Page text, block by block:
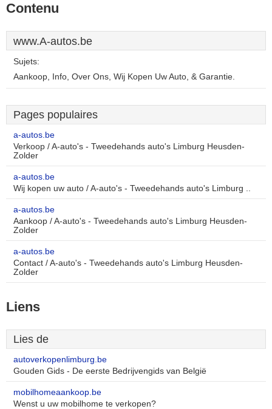
Contenu
www.A-autos.be
Sujets:
Aankoop, Info, Over Ons, Wij Kopen Uw Auto, & Garantie.
Pages populaires
a-autos.be
Verkoop / A-auto's - Tweedehands auto's Limburg Heusden-
Zolder
a-autos.be
Wij kopen uw auto / A-auto's - Tweedehands auto's Limburg ..
a-autos.be
Aankoop / A-auto's - Tweedehands auto's Limburg Heusden-
Zolder
a-autos.be
Contact / A-auto's - Tweedehands auto's Limburg Heusden-
Zolder
Liens
Lies de
autoverkopenlimburg.be
Gouden Gids - De eerste Bedrijvengids van België
mobilhomeaankoop.be
Wenst u uw mobilhome te verkopen?